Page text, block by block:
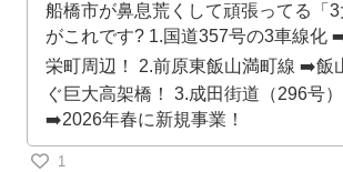
船橋市が鼻息荒くして頑張ってる「3
がこれです? 1.国道357号の3車線化
栄町周辺！ 2.前原東飯山満町線 ➡️飯
ぐ巨大高架橋！ 3.成田街道（296号
➡️2026年春に新規事業！
1